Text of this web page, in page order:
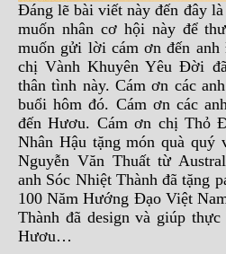
Đáng lẽ bài viết này đến đây
muốn nhân cơ hội này để
muốn gửi lời cám ơn đến
chị Vành Khuyên Yêu Đời
thân tình này. Cám ơn các
buổi hôm đó. Cám ơn các
đến Hươu. Cám ơn chị Thỏ
Nhân Hậu tặng món quà quý
Nguyễn Văn Thuất từ
anh Sóc Nhiệt Thành đã tặng
100 Năm Hướng Đạo Việt
Thành đã design và giúp
Hươu…